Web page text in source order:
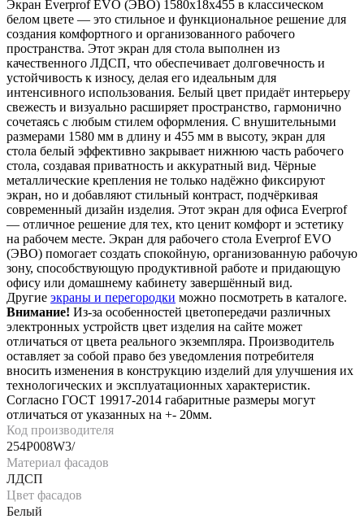
Экран Everprof EVO (ЭВО) 1580х18х455 в классическом
белом цвете — это стильное и функциональное решение для
создания комфортного и организованного рабочего
пространства. Этот экран для стола выполнен из
качественного ЛДСП, что обеспечивает долговечность и
устойчивость к износу, делая его идеальным для
интенсивного использования. Белый цвет придаёт интерьеру
свежесть и визуально расширяет пространство, гармонично
сочетаясь с любым стилем оформления. С внушительными
размерами 1580 мм в длину и 455 мм в высоту, экран для
стола белый эффективно закрывает нижнюю часть рабочего
стола, создавая приватность и аккуратный вид. Чёрные
металлические крепления не только надёжно фиксируют
экран, но и добавляют стильный контраст, подчёркивая
современный дизайн изделия. Этот экран для офиса Everprof
— отличное решение для тех, кто ценит комфорт и эстетику
на рабочем месте. Экран для рабочего стола Everprof EVO
(ЭВО) помогает создать спокойную, организованную рабочую
зону, способствующую продуктивной работе и придающую
офису или домашнему кабинету завершённый вид.
Другие экраны и перегородки можно посмотреть в каталоге.
Внимание! Из-за особенностей цветопередачи различных
электронных устройств цвет изделия на сайте может
отличаться от цвета реального экземпляра. Производитель
оставляет за собой право без уведомления потребителя
вносить изменения в конструкцию изделий для улучшения их
технологических и эксплуатационных характеристик.
Согласно ГОСТ 19917-2014 габаритные размеры могут
отличаться от указанных на +- 20мм.
Код производителя
254P008W3/
Материал фасадов
ЛДСП
Цвет фасадов
Белый